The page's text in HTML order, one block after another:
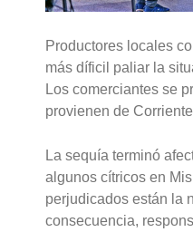
Productores locales
más díficil paliar la
Los comerciantes se
provienen de
La sequía terminó
algunos cítricos en
perjudicados están la
consecuencia,